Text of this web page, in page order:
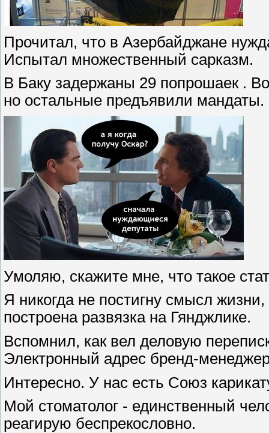
Прочитал, что в Азербайджане
Испытал множественный сарказм.
В Баку задержаны 29 попрошаек .
но остальные предъявили мандаты.
Умоляю, скажите мне, что такое
Я никогда не постигну смысл
построена развязка на Гянджлике.
Вспомнил, как вел деловую
Электронный адрес бренд-
Интересно. У нас есть Союз
Мой стоматолог - единственный
реагирую беспрекословно.